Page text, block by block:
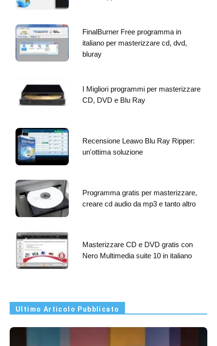
FinalBurner Free programma in
italiano per masterizzare cd, dvd,
bluray
I Migliori programmi per masterizzare
CD, DVD e Blu Ray
Recensione Leawo Blu Ray Ripper:
un'ottima soluzione
Programma gratis per masterizzare,
creare cd audio da mp3 e tanto altro
Masterizzare CD e DVD gratis con
Nero Multimedia suite 10 in italiano
Ultimo Articolo Pubblicato